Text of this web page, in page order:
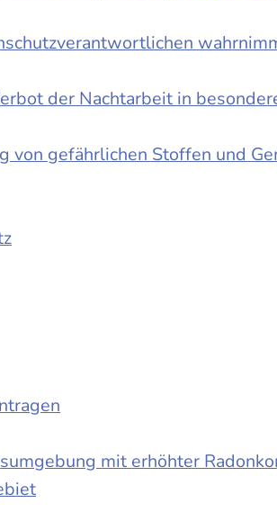
der Nachtarbeit in
gefährlichen Stoffen und
mit erhöhter